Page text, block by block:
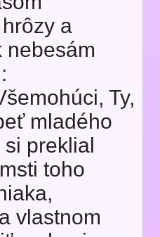
a
nebesám
Ty,
mladého
si preklial
toho
vlastnom